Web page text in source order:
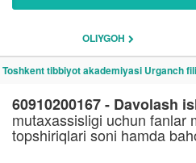
OLIYGOH
Toshkent tibbiyot akademiyasi Urganch
60910200167 - Davolash
mutaxassisligi uchun fanlar
topshiriqlari soni hamda